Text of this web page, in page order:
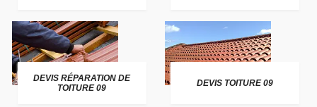
DEVIS RÉPARATION DE
TOITURE 09
DEVIS TOITURE 09